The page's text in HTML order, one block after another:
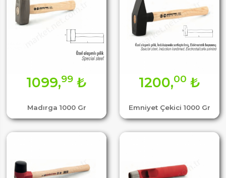
Madırga 1000 Gr
1099,99 ₺
Emniyet Çekici 1000 Gr
1200,00 ₺